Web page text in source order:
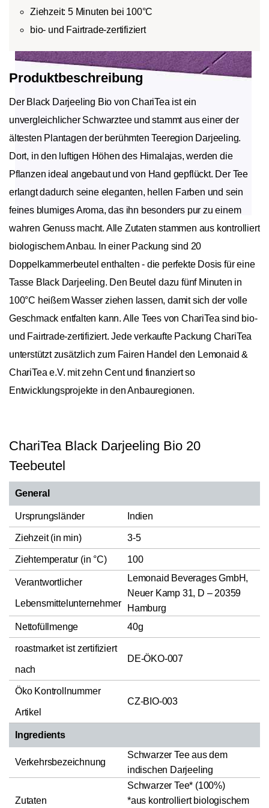
Ziehzeit: 5 Minuten bei 100°C
bio- und Fairtrade-zertifiziert
Produktbeschreibung
Der Black Darjeeling Bio von ChariTea ist ein
unvergleichlicher Schwarztee und stammt aus einer der
ältesten Plantagen der berühmten Teeregion Darjeeling.
Dort, in den luftigen Höhen des Himalajas, werden die
Pflanzen ideal angebaut und von Hand gepflückt. Der Tee
erlangt dadurch seine eleganten, hellen Farben und sein
feines blumiges Aroma, das ihn besonders pur zu einem
wahren Genuss macht. Alle Zutaten stammen aus kontrolliert
biologischem Anbau. In einer Packung sind 20
Doppelkammerbeutel enthalten - die perfekte Dosis für eine
Tasse Black Darjeeling. Den Beutel dazu fünf Minuten in
100°C heißem Wasser ziehen lassen, damit sich der volle
Geschmack entfalten kann. Alle Tees von ChariTea sind bio-
und Fairtrade-zertifiziert. Jede verkaufte Packung ChariTea
unterstützt zusätzlich zum Fairen Handel den Lemonaid &
ChariTea e.V. mit zehn Cent und finanziert so
Entwicklungsprojekte in den Anbauregionen.
ChariTea Black Darjeeling Bio 20
Teebeutel
General
Ursprungsländer Indien
Ziehzeit (in min) 3-5
Ziehtemperatur (in °C) 100
Verantwortlicher
Lebensmittelunternehmer
Lemonaid Beverages GmbH,
Neuer Kamp 31, D – 20359
Hamburg
Nettofüllmenge
40g
roastmarket ist zertifiziert
nach
DE-ÖKO-007
Öko Kontrollnummer
Artikel
CZ-BIO-003
Ingredients
Verkehrsbezeichnung
Schwarzer Tee aus dem
indischen Darjeeling
Zutaten
Schwarzer Tee* (100%)
*aus kontrolliert biologischem